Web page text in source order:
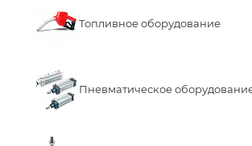
Топливное оборудование
Пневматическое